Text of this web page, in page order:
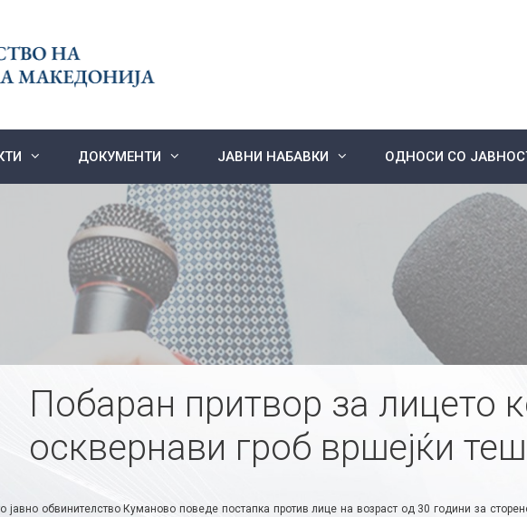
ДОКУМЕНТИ ЈАВНИ НАБАВКИ ОДНОСИ СО
Побаран притвор за лицето
осквернави гроб вршејќи
јавно обвинителство Куманово поведе постапка против лице на возраст од 30 години за